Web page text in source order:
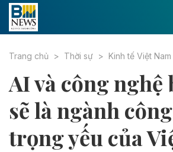
Trang chủ Thời sự Kinh tế Việt Nam
AI và công nghệ
sẽ là ngành
trọng yếu của